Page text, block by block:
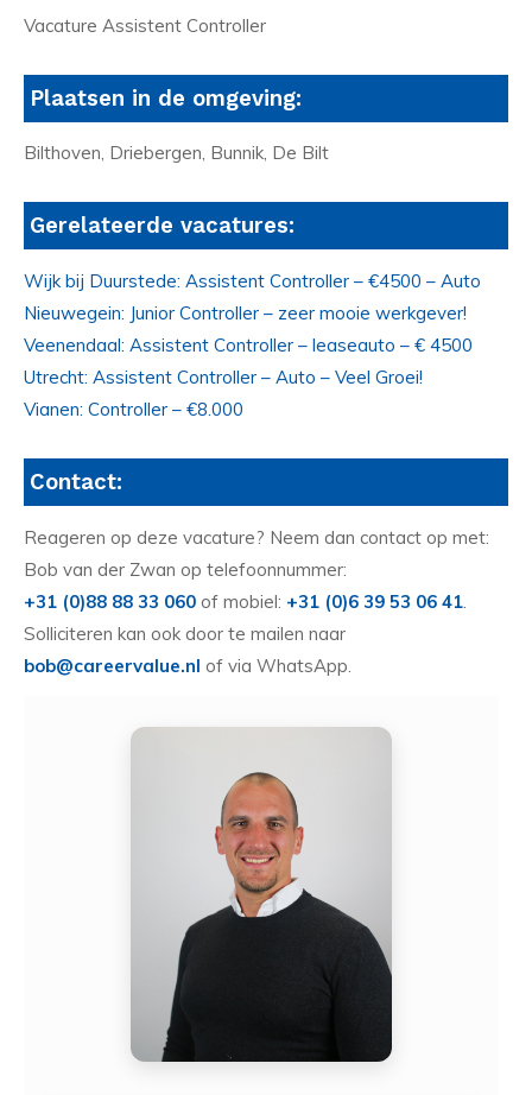
Vacature Assistent Controller
Plaatsen in de omgeving:
Bilthoven, Driebergen, Bunnik, De Bilt
Gerelateerde vacatures:
Wijk bij Duurstede: Assistent Controller – €4500 – Auto
Nieuwegein: Junior Controller – zeer mooie werkgever!
Veenendaal: Assistent Controller – leaseauto – € 4500
Utrecht: Assistent Controller – Auto – Veel Groei!
Vianen: Controller – €8.000
Contact:
Reageren op deze vacature? Neem dan contact op met:
Bob van der Zwan op telefoonnummer:
+31 (0)88 88 33 060 of mobiel: +31 (0)6 39 53 06 41
Solliciteren kan ook door te mailen naar
bob@careervalue.nl of via WhatsApp.